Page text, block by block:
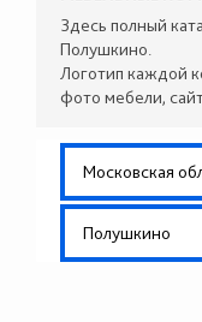
Здесь полный
Полушкино.
Логотип каждой
фото мебели,
Московская
Полушкино